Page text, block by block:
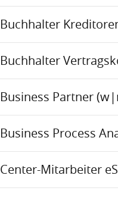
Buchhalter
Buchhalter
Business Partner
Business Process
Center-Mitarbeiter